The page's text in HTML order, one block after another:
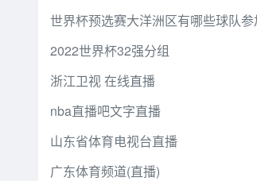
世界杯预选赛大洋洲区有哪些球队参
2022世界杯32强分组
浙江卫视 在线直播
nba直播吧文字直播
山东省体育电视台直播
广东体育频道(直播)